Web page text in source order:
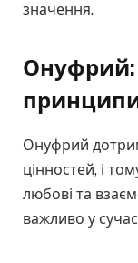
значення.
Онуфрий:
Онуфрий
цінностей, і
любові та
важливо у